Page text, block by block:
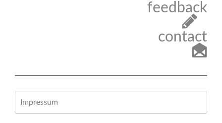
feedback
contact
Impressum